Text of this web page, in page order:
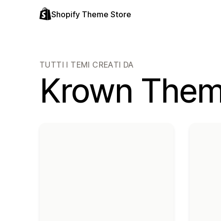
Shopify Theme Store
TUTTI I TEMI CREATI DA
Krown